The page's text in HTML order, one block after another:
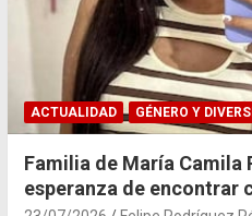
ACTUALIDAD GÉNERO Y
Familia de María Camila
esperanza de encontrar